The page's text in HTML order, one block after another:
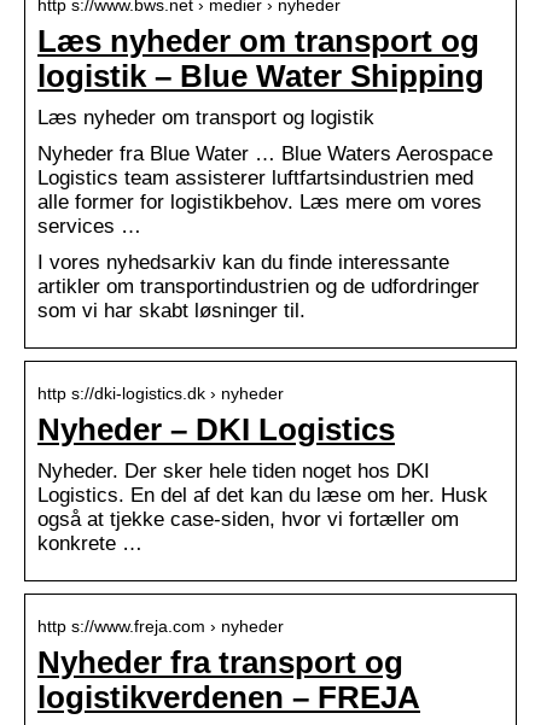
http s://www.bws.net › medier › nyheder
Læs nyheder om transport og
logistik – Blue Water Shipping
Læs nyheder om transport og logistik
Nyheder fra Blue Water … Blue Waters Aerospace
Logistics team assisterer luftfartsindustrien med
alle former for logistikbehov. Læs mere om vores
services …
I vores nyhedsarkiv kan du finde interessante
artikler om transportindustrien og de udfordringer
som vi har skabt løsninger til.
http s://dki-logistics.dk › nyheder
Nyheder – DKI Logistics
Nyheder. Der sker hele tiden noget hos DKI
Logistics. En del af det kan du læse om her. Husk
også at tjekke case-siden, hvor vi fortæller om
konkrete …
http s://www.freja.com › nyheder
Nyheder fra transport og
logistikverdenen – FREJA